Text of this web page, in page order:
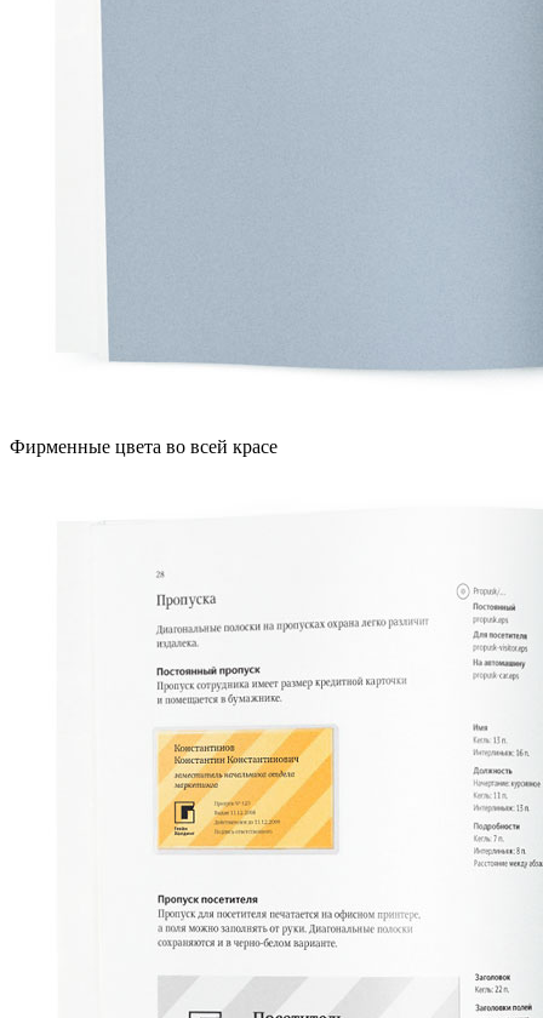
Фирменные цвета во всей красе